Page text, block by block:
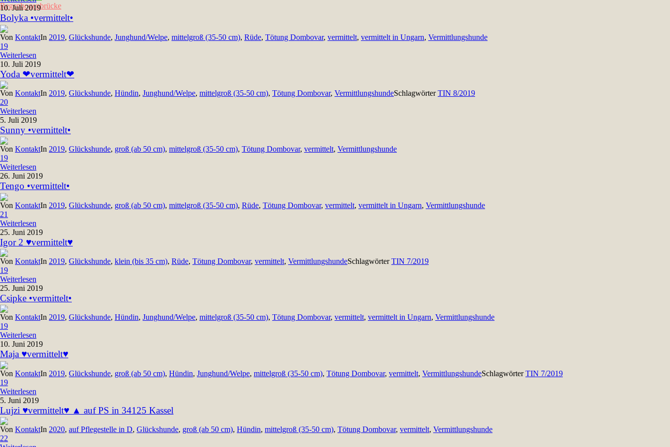
Regenbogenbrücke
10. Juli 2019
Bolyka •vermittelt•
Von KontaktIn 2019, Glückshunde, Junghund/Welpe, mittelgroß (35-50 cm), Rüde, Tötung Dombovar, vermittelt, vermittelt in Ungarn, Vermittlungshunde
19
Weiterlesen
10. Juli 2019
Yoda ❤vermittelt❤
Von KontaktIn 2019, Glückshunde, Hündin, Junghund/Welpe, mittelgroß (35-50 cm), Tötung Dombovar, VermittlungshundeSchlagwörterTIN 8/2019
20
Weiterlesen
5. Juli 2019
Sunny •vermittelt•
Von KontaktIn 2019, Glückshunde, groß (ab 50 cm), mittelgroß (35-50 cm), Tötung Dombovar, vermittelt, Vermittlungshunde
19
Weiterlesen
26. Juni 2019
Tengo •vermittelt•
Von KontaktIn 2019, Glückshunde, groß (ab 50 cm), mittelgroß (35-50 cm), Rüde, Tötung Dombovar, vermittelt, vermittelt in Ungarn, Vermittlungshunde
21
Weiterlesen
25. Juni 2019
Igor 2 ♥vermittelt♥
Von KontaktIn 2019, Glückshunde, klein (bis 35 cm), Rüde, Tötung Dombovar, vermittelt, VermittlungshundeSchlagwörterTIN 7/2019
19
Weiterlesen
25. Juni 2019
Csipke •vermittelt•
Von KontaktIn 2019, Glückshunde, Hündin, Junghund/Welpe, mittelgroß (35-50 cm), Tötung Dombovar, vermittelt, vermittelt in Ungarn, Vermittlungshunde
19
Weiterlesen
10. Juni 2019
Maja ♥vermittelt♥
Von KontaktIn 2019, Glückshunde, groß (ab 50 cm), Hündin, Junghund/Welpe, mittelgroß (35-50 cm), Tötung Dombovar, vermittelt, VermittlungshundeSchlagwörterTIN 7/2019
19
Weiterlesen
5. Juni 2019
Lujzi ♥vermittelt♥ ▲ auf PS in 34125 Kassel
Von KontaktIn 2020, auf Pflegestelle in D, Glückshunde, groß (ab 50 cm), Hündin, mittelgroß (35-50 cm), Tötung Dombovar, vermittelt, Vermittlungshunde
22